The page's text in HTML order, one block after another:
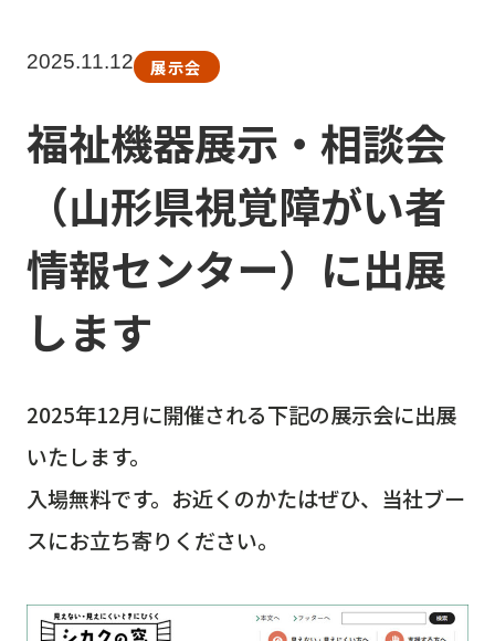
2025.11.12 展示会
福祉機器展示・相談会
（山形県視覚障がい者
情報センター）に出展
します
2025年12月に開催される下記の展示会に出展
いたします。
入場無料です。お近くのかたはぜひ、当社ブー
スにお立ち寄りください。